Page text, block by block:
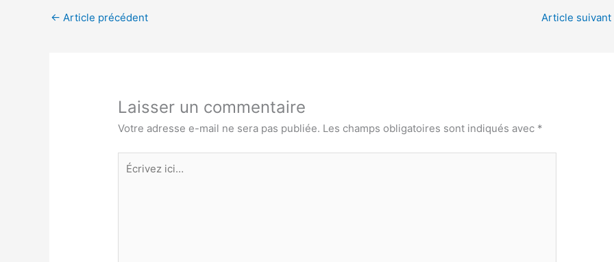
← Article précédent Article suivant
Laisser un commentaire
Votre adresse e-mail ne sera pas publiée. Les champs obligatoires sont indiqués avec *
Écrivez
ici…